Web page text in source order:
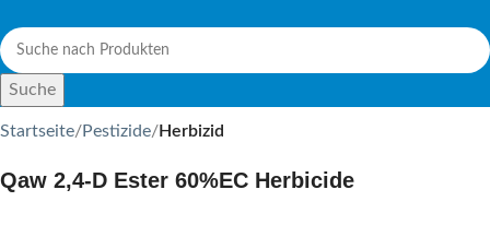
Suche
Startseite Pestizide Herbizid
Qaw 2,4-D Ester 60%EC Herbicide